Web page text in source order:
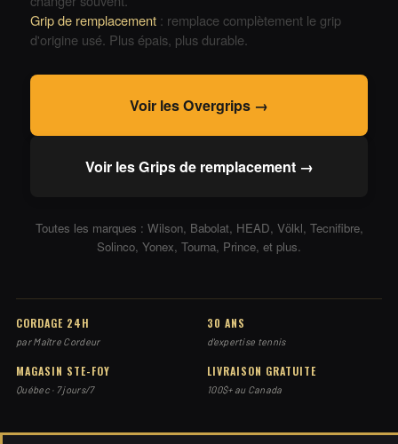
Grip de remplacement : remplace complètement le grip
d'origine usé. Plus épais, plus durable.
Voir les Overgrips →
Voir les Grips de remplacement →
Toutes les marques : Wilson, Babolat, HEAD, Völkl, Tecnifibre,
Solinco, Yonex, Tourna, Prince, et plus.
CORDAGE 24H
par Maître Cordeur
30 ANS
d'expertise tennis
MAGASIN STE-FOY
Québec · 7 jours/7
LIVRAISON GRATUITE
100$+ au Canada